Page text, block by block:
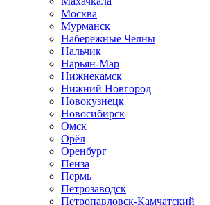
Москва
Мурманск
Набережные Челны
Нальчик
Нарьян-Мар
Нижнекамск
Нижний Новгород
Новокузнецк
Новосибирск
Омск
Орёл
Оренбург
Пенза
Пермь
Петрозаводск
Петропавловск-Камчатский